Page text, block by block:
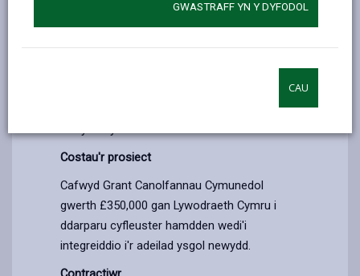
GWASTRAFF YN Y DYFODOL
CAU
darparu cyfleuster hamdden sy'n defnyddio 3
o'r ystafelloedd sydd wedi'u cynnwys yn
adeilad newydd yr ysgol i weithio ochr yn
ochr â'r pwll nofio presennol sydd wedi'i leoli
Costau'r prosiect
Cafwyd Grant Canolfannau Cymunedol
gwerth £350,000 gan Lywodraeth Cymru i
ddarparu cyfleuster hamdden wedi'i
integreiddio i'r adeilad ysgol newydd.